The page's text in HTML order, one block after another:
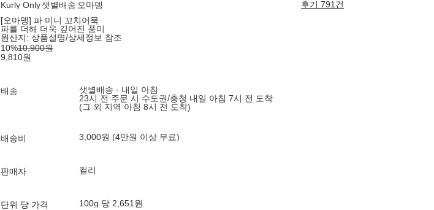
Kurly Only샛별배송 오마뎅
후기 791건
[오마뎅] 파 미니 꼬치어묵
파를 더해 더욱 깊어진 풍미
원산지: 상품설명/상세정보 참조
10%10,900원
9,810원
배송
샛별배송 · 내일 아침
23시 전 주문 시 수도권/충청 내일 아침 7시 전 도착
(그 외 지역 아침 8시 전 도착)
배송비 3,000원 (4만원 이상 무료)
판매자 컬리
단위 당 가격 100g 당 2,651원